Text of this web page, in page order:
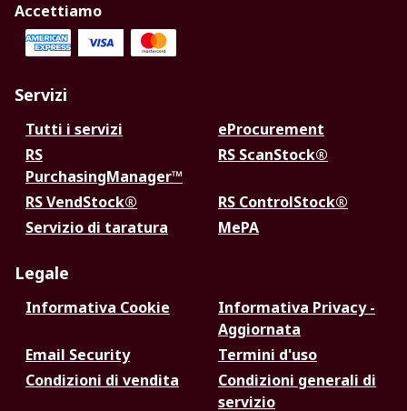
Accettiamo
Servizi
Tutti i servizi
eProcurement
RS
PurchasingManager™
RS ScanStock®
RS VendStock®
RS ControlStock®
Servizio di taratura
MePA
Legale
Informativa Cookie
Informativa Privacy -
Aggiornata
Email Security
Termini d'uso
Condizioni di vendita
Condizioni generali di
servizio